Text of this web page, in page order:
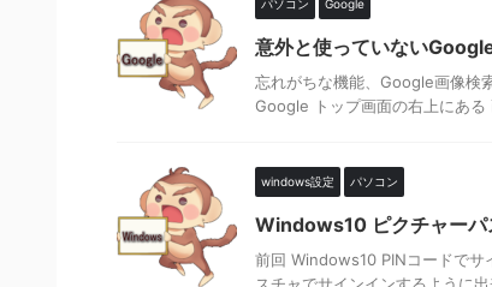
パソコン Google
意外と使っていない
忘れがちな機能、Google画像検
Google トップ画面の右上にあ
windows設定 パソコン
Windows10 ピクチャーパ
前回 Windows10 PINコードでサ